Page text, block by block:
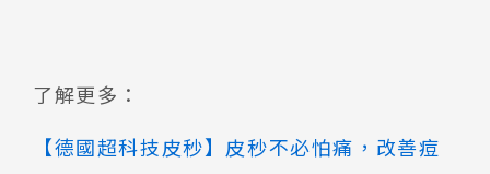
了解更多：
【德國超科技皮秒】皮秒不必怕痛，改善痘